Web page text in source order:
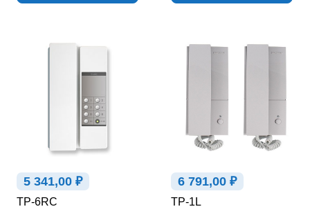
5 341,00 ₽
TP-6RC
6 791,00 ₽
TP-1L